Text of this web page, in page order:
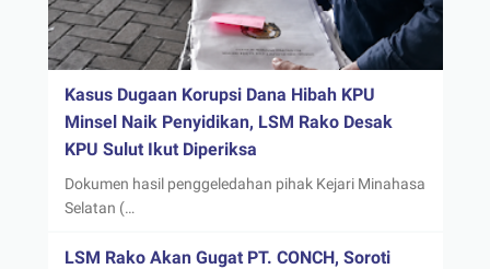
Kasus Dugaan Korupsi Dana Hibah KPU
Minsel Naik Penyidikan, LSM Rako Desak
KPU Sulut Ikut Diperiksa
Dokumen hasil penggeledahan pihak Kejari Minahasa
Selatan (…
LSM Rako Akan Gugat PT. CONCH, Soroti